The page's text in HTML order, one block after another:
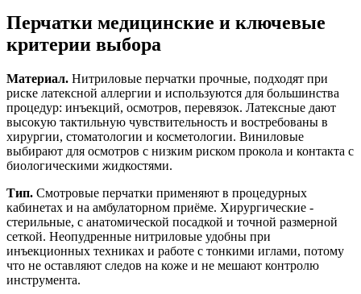
Перчатки медицинские и ключевые
критерии выбора
Материал. Нитриловые перчатки прочные, подходят при
риске латексной аллергии и используются для большинства
процедур: инъекций, осмотров, перевязок. Латексные дают
высокую тактильную чувствительность и востребованы в
хирургии, стоматологии и косметологии. Виниловые
выбирают для осмотров с низким риском прокола и контакта с
биологическими жидкостями.
Тип. Смотровые перчатки применяют в процедурных
кабинетах и на амбулаторном приёме. Хирургические -
стерильные, с анатомической посадкой и точной размерной
сеткой. Неопудренные нитриловые удобны при
инъекционных техниках и работе с тонкими иглами, потому
что не оставляют следов на коже и не мешают контролю
инструмента.